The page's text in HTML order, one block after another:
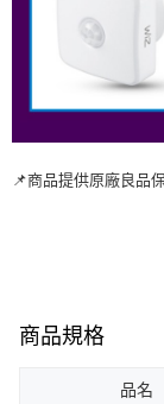
📌商品提供原廠良品
商品規格
品名